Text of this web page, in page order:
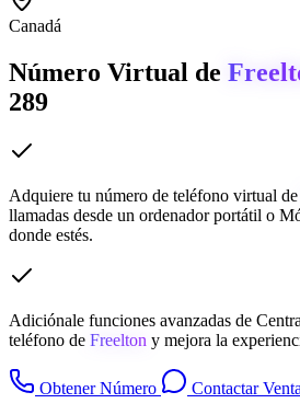
Canadá
Número Virtual de
289
Adquiere tu número de teléfono virtual de
llamadas desde un ordenador portátil o
donde estés.
Adiciónale funciones avanzadas de
teléfono de Freelton y mejora la
Obtener Número
Contactar